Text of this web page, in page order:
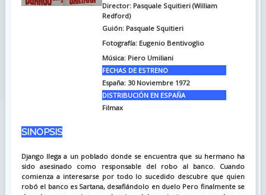
Director: Pasquale Squitieri (William
Redford)
Guión: Pasquale Squitieri
Fotografía: Eugenio Bentivoglio
Música: Piero Umiliani
FECHAS DE ESTRENO
España: 30 Noviembre 1972
DISTRIBUCIÓN EN ESPAÑA
Filmax
SINOPSIS
Django llega a un poblado donde se encuentra que su hermano ha
sido asesinado como responsable del robo al banco. Cuando
comienza a interesarse por todo lo sucedido descubre que quien
robó el banco es Sartana, desafiándolo en duelo Pero finalmente se